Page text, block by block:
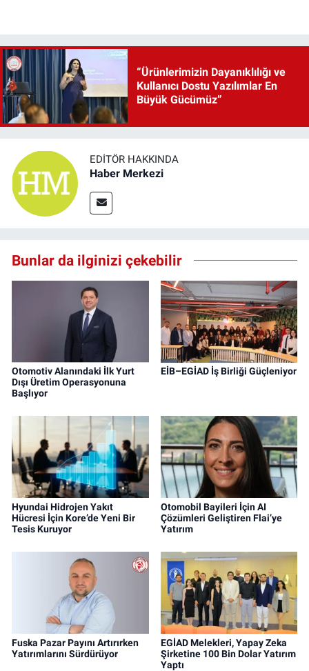
“Ürünlerimizin Dayanıklılığı ve
Kullanıcı Dostu Yazılımlar En
Büyük Gücümüz”
EDITÖR HAKKINDA
Haber Merkezi
Bunlar da ilginizi çekebilir
Otomotiv Alanındaki İlk Yurt
Dışı Üretim Operasyonuna
Başlıyor
EİB–EGİAD İş Birliği Güçleniyor
Hyundai Hidrojen Yakıt
Hücresi İçin Kore’de Yeni Bir
Tesis Kuruyor
Otomobil Bayileri İçin AI
Çözümleri Geliştiren Flai’ye
Yatırım
Fuska Pazar Payını Artırırken
Yatırımlarını Sürdürüyor
EGİAD Melekleri, Yapay Zeka
Şirketine 100 Bin Dolar Yatırım
Yaptı